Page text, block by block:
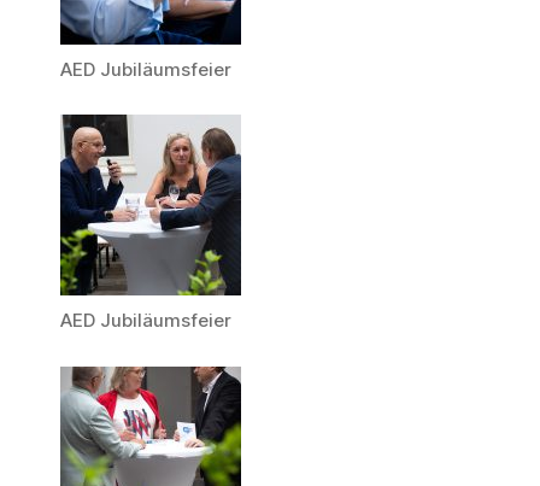
AED Jubiläumsfeier
AED Jubiläumsfeier